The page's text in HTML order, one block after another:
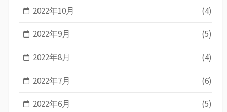
2022年10月 (4)
2022年9月 (5)
2022年8月 (4)
2022年7月 (6)
2022年6月 (5)